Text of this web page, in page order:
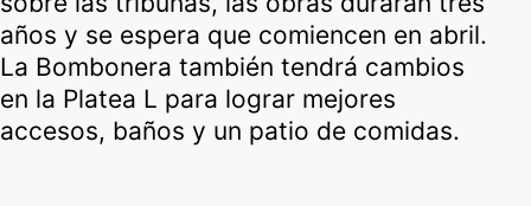
años y se espera que comiencen en abril.
La Bombonera también tendrá cambios
en la Platea L para lograr mejores
accesos, baños y un patio de comidas.